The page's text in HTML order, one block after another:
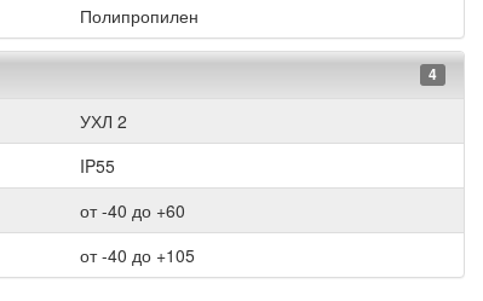
Полипропилен
4
УХЛ 2
IP55
от -40 до +60
от -40 до +105